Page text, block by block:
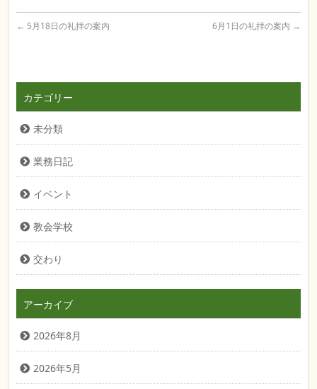
← 5月18日の礼拝の案内 6月1日の礼拝の案内 →
カテゴリー
未分類
業務日記
イベント
教会学校
交わり
アーカイブ
2026年8月
2026年5月